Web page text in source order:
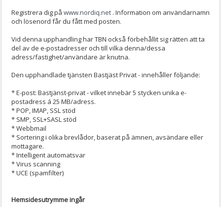
Registrera dig på www.nordiq.net . Information om användarnamn
och lösenord får du fått med posten.
Vid denna upphandling har TBN också förbehållit sig rätten att ta
del av de e-postadresser och till vilka denna/dessa
adress/fastighet/användare är knutna.
Den upphandlade tjänsten Bastjäst Privat - innehåller följande:
* E-post: Bastjänst-privat - vilket innebär 5 stycken unika e-
postadress á 25 MB/adress.
* POP, IMAP, SSL stöd
* SMP, SSL+SASL stöd
* Webbmail
* Sortering i olika brevlådor, baserat på ämnen, avsändare eller
mottagare.
* Intelligent automatsvar
* Virus scanning
* UCE (spamfilter)
Hemsidesutrymme ingår